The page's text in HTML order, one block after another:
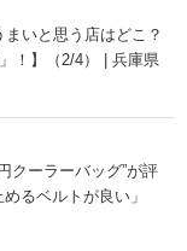
いと思う店はどこ？
！】（2/4） | 兵庫県
クーラーバッグ”が評
るベルトが良い」